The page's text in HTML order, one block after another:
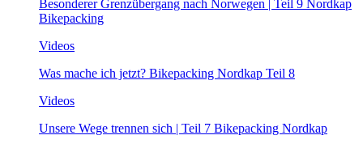
Besonderer Grenzübergang nach Norwegen | Teil 9 Nordkap
Bikepacking
Videos
Was mache ich jetzt? Bikepacking Nordkap Teil 8
Videos
Unsere Wege trennen sich | Teil 7 Bikepacking Nordkap